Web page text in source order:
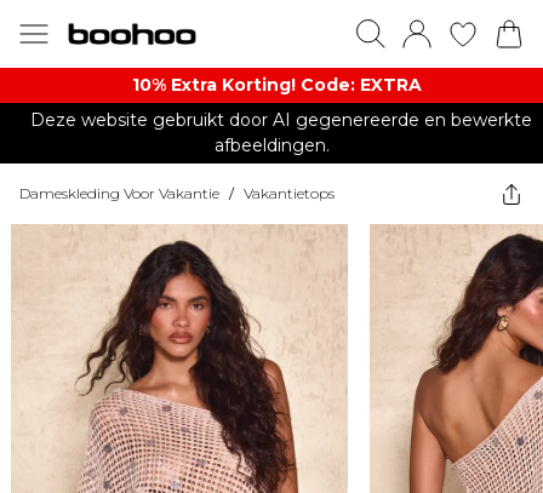
10% Extra Korting! Code: EXTRA​
Deze website gebruikt door AI gegenereerde en bewerkte
afbeeldingen.
Dameskleding Voor Vakantie / Vakantietops